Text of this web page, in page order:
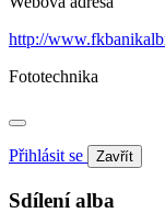
http://
Fototechnika
Přihlásit se Zavřít
Sdílení alba